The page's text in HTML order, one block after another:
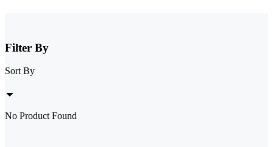
Filter By
Sort By
No Product Found